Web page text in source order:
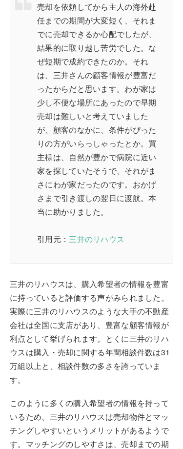
売却を依頼してから主人の海外赴
任までの期間が大変短く、それま
でに売却できるか心配でしたが、
結果的に取り越し苦労でした。な
ぜ短期で成約できたのか。それ
は、三井さんの顧客情報が豊富だ
ったからだと思います。わが家は
少し不便な場所にあったので早期
売却は難しいと考えていました
が、顧客のなかに、条件がぴった
りの方がいらっしゃったとか。買
主様は、自然が豊かで病院に近い
家を探していたそうで、それがま
さにわが家だったのです。おかげ
さまで引き渡しの翌日に渡航。本
当に助かりました。
引用元：三井のリハウス
三井のリハウスは、購入希望者の情報を豊富
に持っていると評価する声がみられました。
実際に三井のリハウスのような大手の不動産
会社は全国に支店があり、豊富な顧客情報が
利点として挙げられます。とくに三井のリハ
ウスは購入・売却に関する年間相談件数は31
万組以上と、相談件数の多さを誇っていま
す。
このように多くの購入希望者の情報を持って
いるため、三井のリハウスは売却物件とマッ
チングしやすいというメリットがあるようで
す。マッチングのしやすさは、売却までの期